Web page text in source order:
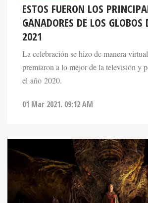
ESTOS FUERON LOS
GANADORES DE LOS GLOBOS
2021
La celebración se hizo de manera
premiaron a lo mejor de la televisión y
el año 2020.
01 Mar 2021. 09:12 AM